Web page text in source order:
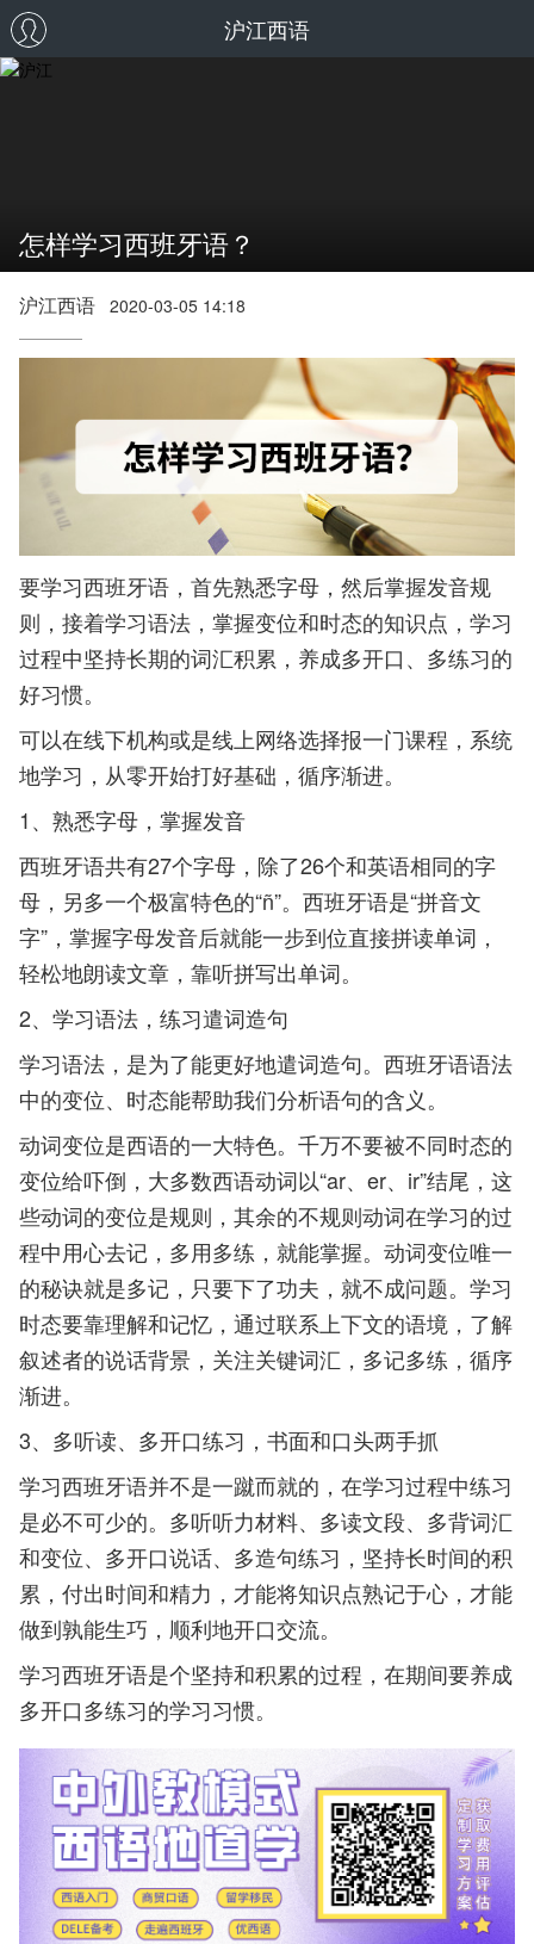
沪江西语
怎样学习西班牙语？
沪江西语 2020-03-05 14:18
要学习西班牙语，首先熟悉字母，然后掌握发音规
则，接着学习语法，掌握变位和时态的知识点，学习
过程中坚持长期的词汇积累，养成多开口、多练习的
好习惯。
可以在线下机构或是线上网络选择报一门课程，系统
地学习，从零开始打好基础，循序渐进。
1、熟悉字母，掌握发音
西班牙语共有27个字母，除了26个和英语相同的字
母，另多一个极富特色的“ñ”。西班牙语是“拼音文
字”，掌握字母发音后就能一步到位直接拼读单词，
轻松地朗读文章，靠听拼写出单词。
2、学习语法，练习遣词造句
学习语法，是为了能更好地遣词造句。西班牙语语法
中的变位、时态能帮助我们分析语句的含义。
动词变位是西语的一大特色。千万不要被不同时态的
变位给吓倒，大多数西语动词以“ar、er、ir”结尾，这
些动词的变位是规则，其余的不规则动词在学习的过
程中用心去记，多用多练，就能掌握。动词变位唯一
的秘诀就是多记，只要下了功夫，就不成问题。学习
时态要靠理解和记忆，通过联系上下文的语境，了解
叙述者的说话背景，关注关键词汇，多记多练，循序
渐进。
3、 多听读、多开口练习，书面和口头两手抓
学习西班牙语并不是一蹴而就的，在学习过程中练习
是必不可少的。多听听力材料、多读文段、多背词汇
和变位、多开口说话、多造句练习，坚持长时间的积
累，付出时间和精力，才能将知识点熟记于心，才能
做到孰能生巧，顺利地开口交流。
学习西班牙语是个坚持和积累的过程，在期间要养成
多开口多练习的学习习惯。